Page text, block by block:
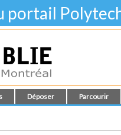
portail
Déposer Parcourir